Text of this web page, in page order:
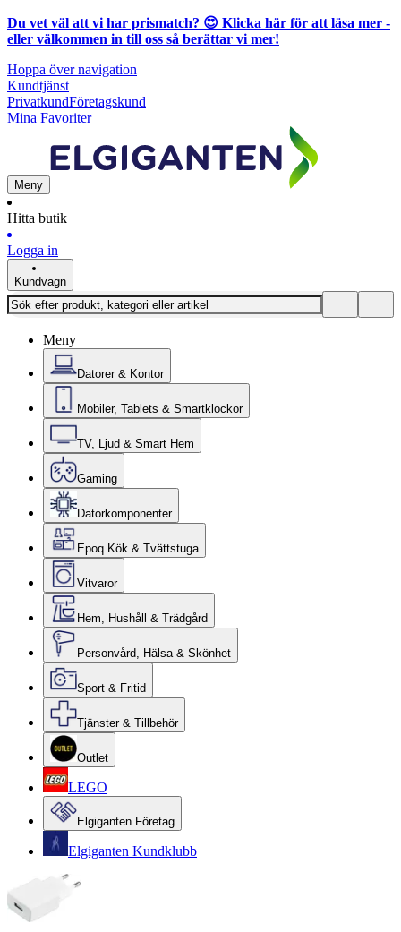
Du vet väl att vi har prismatch? 😍 Klicka här för att läsa mer -
eller välkommen in till oss så berättar vi mer!
Hoppa över navigation
Kundtjänst
PrivatkundFöretagskund
Mina Favoriter
Meny
Hitta butik
Logga in
Kundvagn
Meny
Datorer & Kontor
Mobiler, Tablets & Smartklockor
TV, Ljud & Smart Hem
Gaming
Datorkomponenter
Epoq Kök & Tvättstuga
Vitvaror
Hem, Hushåll & Trädgård
Personvård, Hälsa & Skönhet
Sport & Fritid
Tjänster & Tillbehör
Outlet
LEGO
Elgiganten Företag
Elgiganten Kundklubb